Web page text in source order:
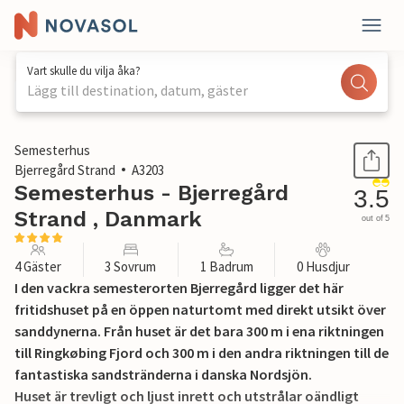
Vart skulle du vilja åka?
Lägg till destination, datum, gäster
1 / 27
Semesterhus
Bjerregård Strand
A3203
Semesterhus - Bjerregård
Strand , Danmark
3.5
out of 5
4 Gäster 3 Sovrum 1 Badrum 0 Husdjur
I den vackra semesterorten Bjerregård ligger det här
fritidshuset på en öppen naturtomt med direkt utsikt över
sanddynerna. Från huset är det bara 300 m i ena riktningen
till Ringkøbing Fjord och 300 m i den andra riktningen till de
fantastiska sandstränderna i danska Nordsjön.
Huset är trevligt och ljust inrett och utstrålar oändligt